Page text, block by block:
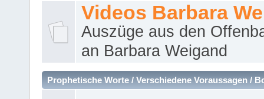
Videos Barbara
Auszüge aus den
an Barbara Weigand
Prophetische Worte / Verschiedene Voraussagen /